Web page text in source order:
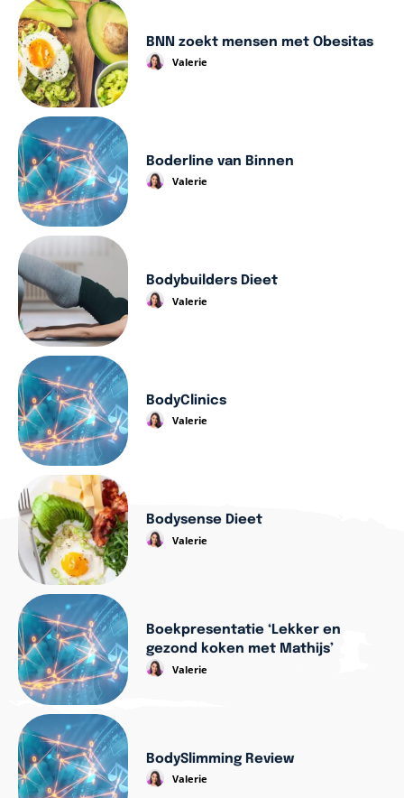
BNN zoekt mensen met Obesitas
Valerie
Boderline van Binnen
Valerie
Bodybuilders Dieet
Valerie
BodyClinics
Valerie
Bodysense Dieet
Valerie
Boekpresentatie ‘Lekker en
gezond koken met Mathijs’
Valerie
BodySlimming Review
Valerie